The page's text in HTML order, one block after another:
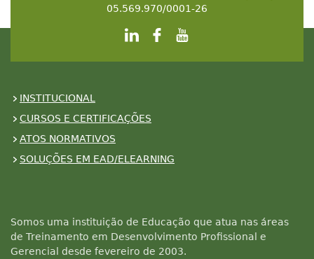
05.569.970/0001-26
INSTITUCIONAL
CURSOS E CERTIFICAÇÕES
ATOS NORMATIVOS
SOLUÇÕES EM EAD/ELEARNING
Somos uma instituição de Educação que atua nas áreas
de Treinamento em Desenvolvimento Profissional e
Gerencial desde fevereiro de 2003.